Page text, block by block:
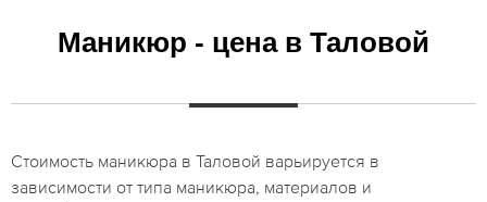
Маникюр - цена в Таловой
Стоимость маникюра в Таловой варьируется в
зависимости от типа маникюра, материалов и